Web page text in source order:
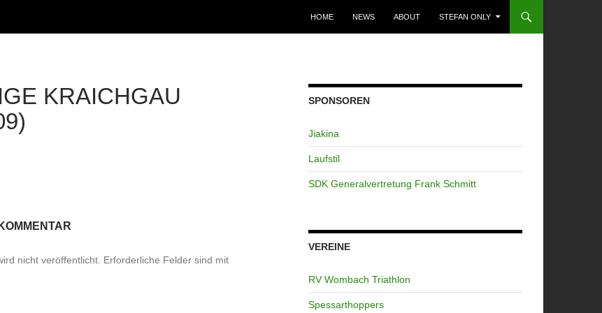
HOME
NEWS ABOUT STEFAN ONLY
KRAICHGAU
nicht veröffentlicht. Erforderliche Felder sind mit
SPONSOREN
Jiakina
Laufstil
SDK Generalvertretung Frank Schmitt
VEREINE
RV Wombach Triathlon
Spessarthoppers